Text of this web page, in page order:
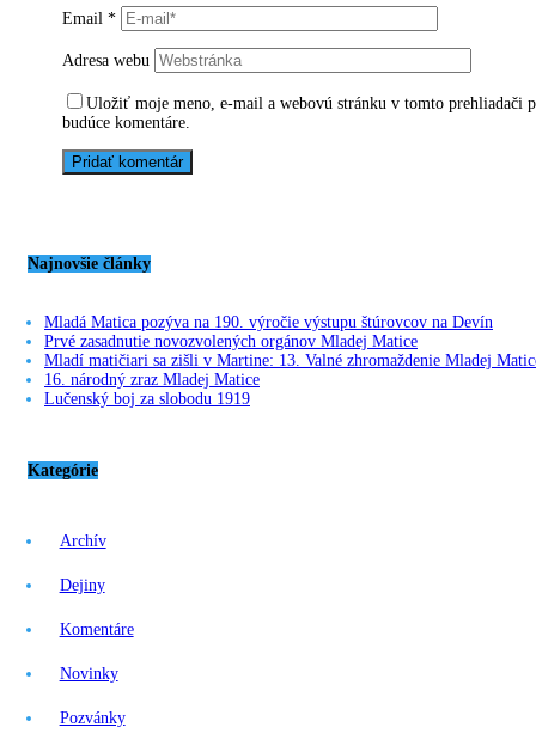
Email *
Adresa webu
Uložiť moje meno, e-mail a webovú stránku v tomto prehliadači
budúce komentáre.
Najnovšie články
Mladá Matica pozýva na 190. výročie výstupu štúrovcov na Devín
Prvé zasadnutie novozvolených orgánov Mladej Matice
Mladí matičiari sa zišli v Martine: 13. Valné zhromaždenie Mladej
16. národný zraz Mladej Matice
Lučenský boj za slobodu 1919
Kategórie
Archív
Dejiny
Komentáre
Novinky
Pozvánky